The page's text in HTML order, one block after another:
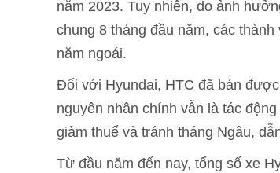
năm 2023. Tuy nhiên, do ảnh
chung 8 tháng đầu năm, các
năm ngoái.
Đối với Hyundai, HTC đã bán
nguyên nhân chính vẫn là tác
giảm thuế và tránh tháng Ngâu,
Từ đầu năm đến nay, tổng số xe